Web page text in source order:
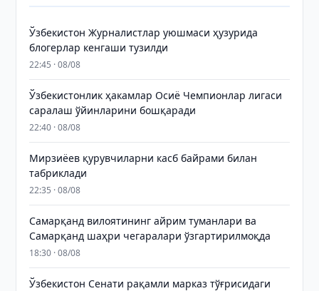
Ўзбекистон Журналистлар уюшмаси ҳузурида
блогерлар кенгаши тузилди
22:45 · 08/08
Ўзбекистонлик ҳакамлар Осиё Чемпионлар лигаси
саралаш ўйинларини бошқаради
22:40 · 08/08
Мирзиёев қурувчиларни касб байрами билан
табриклади
22:35 · 08/08
Самарқанд вилоятининг айрим туманлари ва
Самарқанд шаҳри чегаралари ўзгартирилмоқда
18:30 · 08/08
Ўзбекистон Сенати рақамли марказ тўғрисидаги